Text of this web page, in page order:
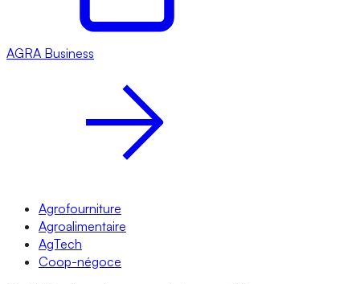
AGRA Business
Agrofourniture
Agroalimentaire
AgTech
Coop-négoce